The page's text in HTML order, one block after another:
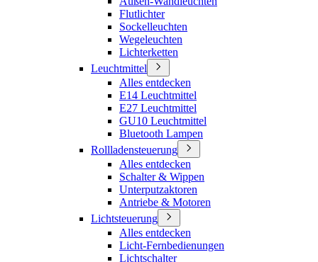
Flutlichter
Sockelleuchten
Wegeleuchten
Lichterketten
Leuchtmittel
Alles entdecken
E14 Leuchtmittel
E27 Leuchtmittel
GU10 Leuchtmittel
Bluetooth Lampen
Rollladensteuerung
Alles entdecken
Schalter & Wippen
Unterputzaktoren
Antriebe & Motoren
Lichtsteuerung
Alles entdecken
Licht-Fernbedienungen
Lichtschalter